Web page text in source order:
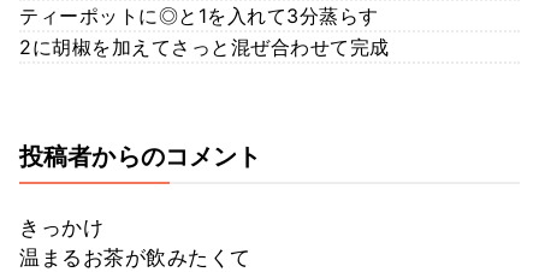
ティーポットに◎と1を入れて3分蒸らす
2に胡椒を加えてさっと混ぜ合わせて完成
投稿者からのコメント
きっかけ
温まるお茶が飲みたくて